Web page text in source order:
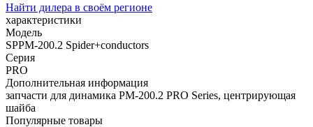
Найти дилера в своём регионе
характеристики
Модель
SPPM-200.2 Spider+conductors
Серия
PRO
Дополнительная информация
запчасти для динамика PM-200.2 PRO Series, центрирующая
шайба
Популярные товары